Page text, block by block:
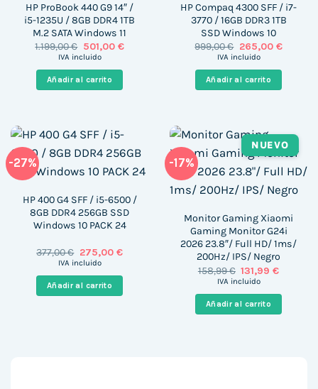
HP ProBook 440 G9 14″ /
i5-1235U / 8GB DDR4 1TB
M.2 SATA Windows 11
1.199,00€ El
precio
era:
1.199,00 €.
501,00 €El
IVA incluido
Añadir al carrito
HP Compaq 4300 SFF / i7-
3770 / 16GB DDR3 1TB
SSD Windows 10
999,00€ El
precio
era:
999,00 €.
265,00 €El
es:
265,00
IVA incluido
Añadir al carrito
-27%
HP 400 G4 SFF / i5-6500 /
8GB DDR4 256GB SSD
Windows 10 PACK 24
377,00€ El
precio
era:
377,00 €.
275,00 €El
es:
275,00 €.
IVA incluido
Añadir al carrito
-17%
NUEVO
Monitor Gaming Xiaomi
Gaming Monitor G24i
2026 23.8″/ Full HD/ 1ms/
200Hz/ IPS/ Negro
158,99€ El
precio
era:
158,99 €.
131,99€El
es:
131,99 €.
IVA incluido
Añadir al carrito